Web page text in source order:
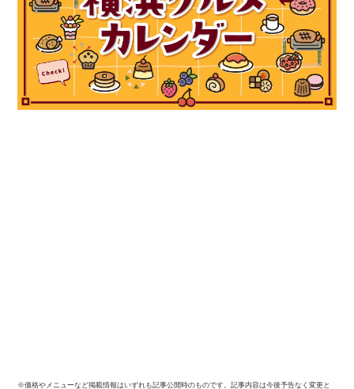
※価格やメニューなど掲載情報はいずれも記事公開時のものです。記事内容は今後予告なく変更と